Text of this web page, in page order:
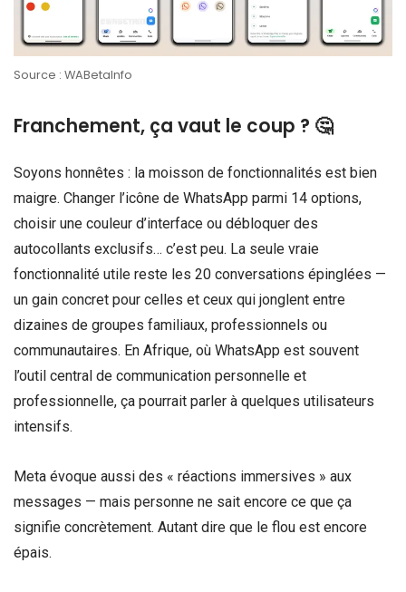
Source : WABetaInfo
Franchement, ça vaut le coup ? 🤔
Soyons honnêtes : la moisson de fonctionnalités est bien
maigre. Changer l’icône de WhatsApp parmi 14 options,
choisir une couleur d’interface ou débloquer des
autocollants exclusifs… c’est peu. La seule vraie
fonctionnalité utile reste les 20 conversations épinglées —
un gain concret pour celles et ceux qui jonglent entre
dizaines de groupes familiaux, professionnels ou
communautaires. En Afrique, où WhatsApp est souvent
l’outil central de communication personnelle et
professionnelle, ça pourrait parler à quelques utilisateurs
intensifs.
Meta évoque aussi des « réactions immersives » aux
messages — mais personne ne sait encore ce que ça
signifie concrètement. Autant dire que le flou est encore
épais.